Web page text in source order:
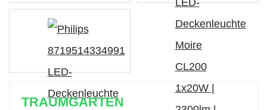
TRAUMGARTEN